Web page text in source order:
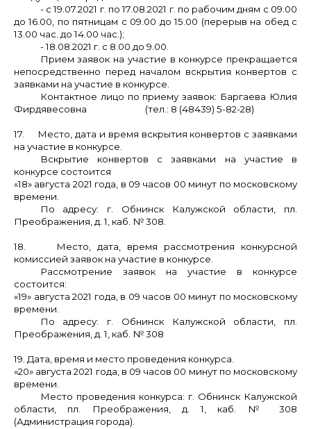
- с 19.07.2021 г. по 17.08.2021 г. по рабочим дням с 09.00
до 16.00, по пятницам с 09.00 до 15.00 (перерыв на обед с
13.00 час. до 14.00 час.);
- 18.08.2021 г. с 8.00 до 9.00.
Прием заявок на участие в конкурсе прекращается
непосредственно перед началом вскрытия конвертов с
заявками на участие в конкурсе.
Контактное лицо по приему заявок: Баргаева Юлия
Фирдявесовна (тел.: 8 (48439) 5-82-28)
17. Место, дата и время вскрытия конвертов с заявками
на участие в конкурсе.
Вскрытие конвертов с заявками на участие в
конкурсе состоится
«18» августа 2021 года, в 09 часов 00 минут по московскому
времени.
По адресу: г. Обнинск Калужской области, пл.
Преображения, д. 1, каб. № 308.
18. Место, дата, время рассмотрения конкурсной
комиссией заявок на участие в конкурсе.
Рассмотрение заявок на участие в конкурсе
состоится:
«19» августа 2021 года, в 09 часов 00 минут по московскому
времени.
По адресу: г. Обнинск Калужской области, пл.
Преображения, д. 1, каб. № 308
19. Дата, время и место проведения конкурса.
«20» августа 2021 года, в 09 часов 00 минут по московскому
времени.
Место проведения конкурса: г. Обнинск Калужской
области, пл. Преображения, д. 1, каб. № 308
(Администрация города).